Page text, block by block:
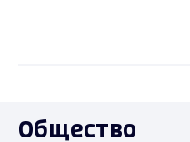
Общество